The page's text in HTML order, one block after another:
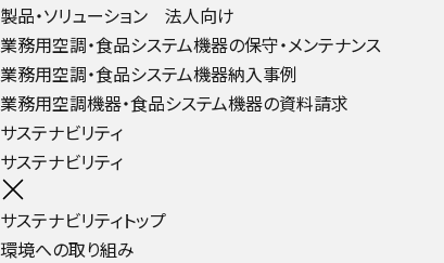
製品・ソリューション 法人向け
業務用空調・食品システム機器の保守・メンテナンス
業務用空調・食品システム機器納入事例
業務用空調機器・食品システム機器の資料請求
サステナビリティ
サステナビリティ
サステナビリティトップ
環境への取り組み